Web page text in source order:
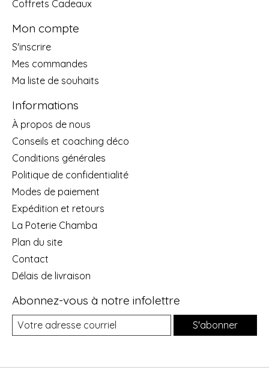
Coffrets Cadeaux
Mon compte
S'inscrire
Mes commandes
Ma liste de souhaits
Informations
À propos de nous
Conseils et coaching déco
Conditions générales
Politique de confidentialité
Modes de paiement
Expédition et retours
La Poterie Chamba
Plan du site
Contact
Délais de livraison
Abonnez-vous à notre infolettre
S'abonner